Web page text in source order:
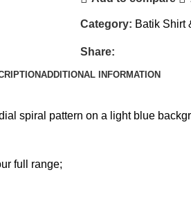
Category: Batik Shirt
Share:
ADDITIONAL INFORMATION
spiral pattern on a light blue
full range;